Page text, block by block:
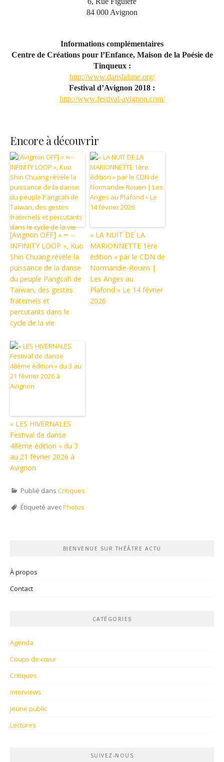
84 000 Avignon
Informations complémentaires
Centre de Créations pour l’Enfance, Maison de la Poésie de
Tinqueux :
http://www.danslalune.org/
Festival d’Avignon 2018 :
http://www.festival-avignon.com/
Encore à découvrir
[Avignon OFF] « ∞ ‒
INFINITY LOOP », Kuo
Shin Chuang révèle la
puissance de la danse
du peuple Pangcah de
Taïwan, des gestes
fraternels et
percutants dans le
cycle de la vie
« LA NUIT DE LA
MARIONNETTE 1ère
édition » par le CDN de
Normandie-Rouen |
Les Anges au
Plafond » Le 14 février
2026
« LES HIVERNALES
Festival de danse
48ème édition » du 3
au 21 février 2026 à
Avignon
Publié dans Critiques
Étiqueté avecPhotos
BIENVENUE SUR THÉÂTRE ACTU
À propos
Contact
CATÉGORIES
Agenda
Coups de cœur
Critiques
Interviews
Jeune public
Lectures
SUIVEZ-NOUS